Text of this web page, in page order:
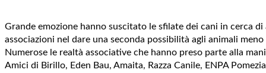
Grande emozione hanno suscitato le sfilate dei cani in cerca
associazioni nel dare una seconda possibilità agli animali
Numerose le realtà associative che hanno preso parte alla
Amici di Birillo, Eden Bau, Amaita, Razza Canile, ENPA